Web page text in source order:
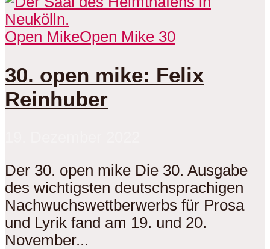
Open MikeOpen Mike 30
30. open mike: Felix
Reinhuber
Der 30. open mike Die 30. Ausgabe
des wichtigsten deutschsprachigen
Nachwuchswettberwerbs für Prosa
und Lyrik fand am 19. und 20.
November...